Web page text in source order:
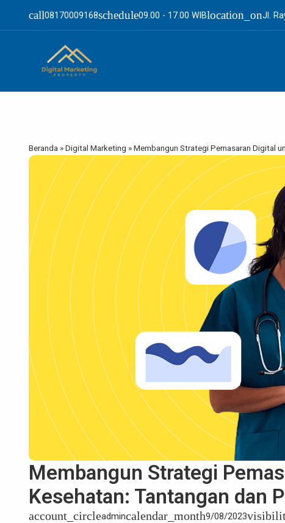
call08170009168schedule09.00 - 17.00 WIBlocation_onJl.
Beranda »Digital Marketing »Membangun Strategi Pemasaran Digital
Membangun Strategi
Kesehatan: Tantangan dan
account_circleadmincalendar_month9/08/2023